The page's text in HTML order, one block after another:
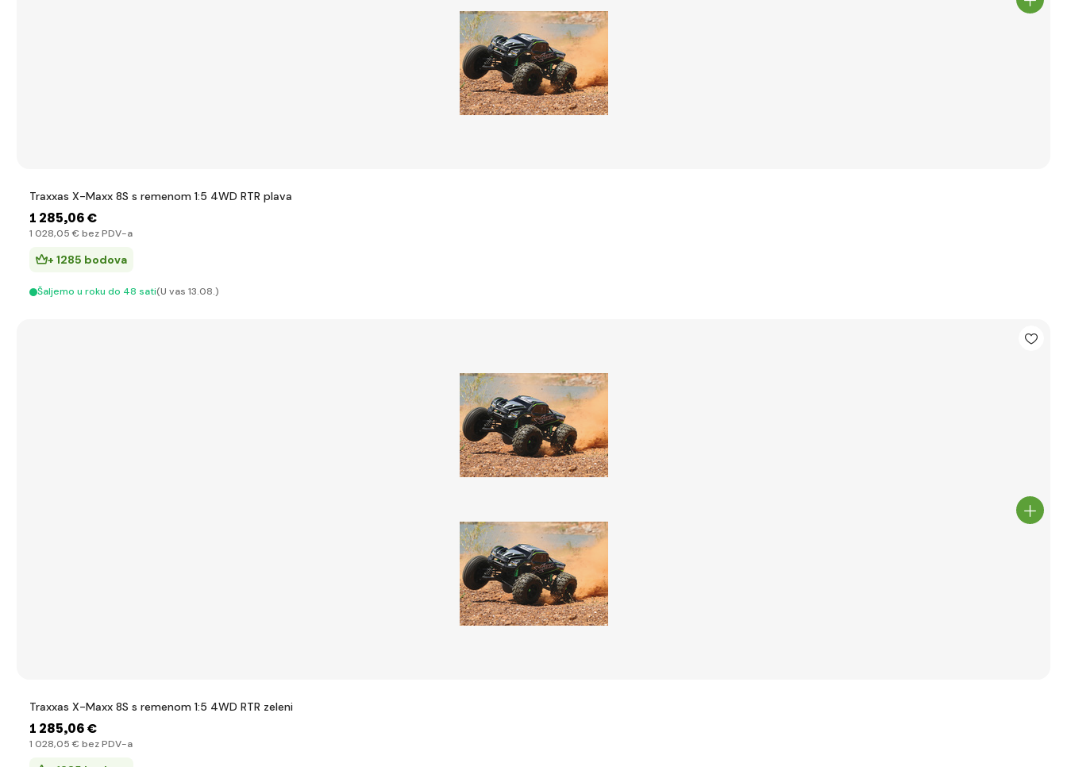
Traxxas X-Maxx 8S s remenom 1:5 4WD RTR plava
1 285,06 €
1 028,05 € bez PDV-a
+ 1285 bodova
Šaljemo u roku do 48 sati(U vas 13.08.)
Traxxas X-Maxx 8S s remenom 1:5 4WD RTR zeleni
1 285,06 €
1 028,05 € bez PDV-a